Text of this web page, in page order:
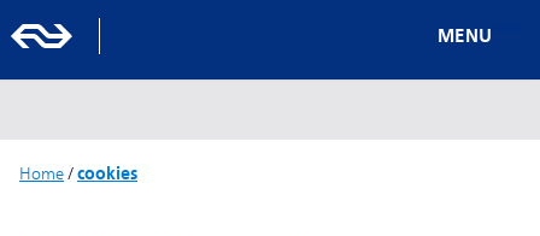
MENU
Home/cookies